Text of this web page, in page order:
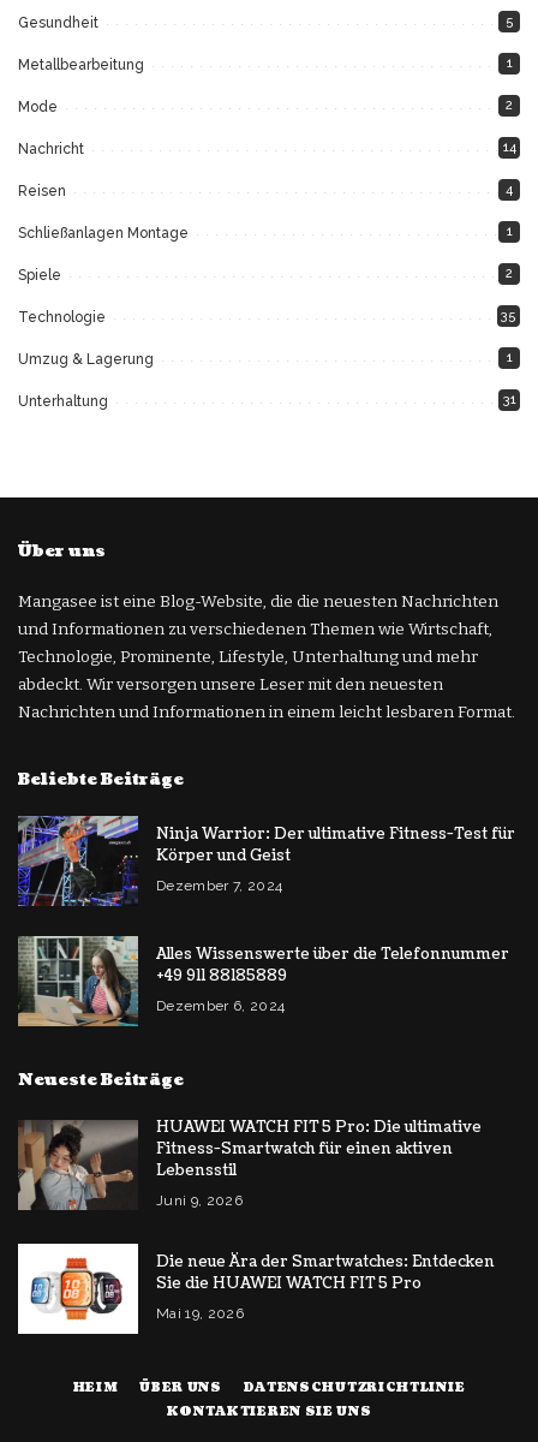
Gesundheit 5
Metallbearbeitung 1
Mode 2
Nachricht 14
Reisen 4
Schließanlagen Montage 1
Spiele 2
Technologie 35
Umzug & Lagerung 1
Unterhaltung 31
Über uns
Mangasee ist eine Blog-Website, die die neuesten Nachrichten
und Informationen zu verschiedenen Themen wie Wirtschaft,
Technologie, Prominente, Lifestyle, Unterhaltung und mehr
abdeckt. Wir versorgen unsere Leser mit den neuesten
Nachrichten und Informationen in einem leicht lesbaren Format.
Beliebte Beiträge
Ninja Warrior: Der ultimative Fitness-Test für
Körper und Geist
Dezember 7, 2024
Alles Wissenswerte über die Telefonnummer
+49 911 88185889
Dezember 6, 2024
Neueste Beiträge
HUAWEI WATCH FIT 5 Pro: Die ultimative
Fitness-Smartwatch für einen aktiven
Lebensstil
Juni 9, 2026
Die neue Ära der Smartwatches: Entdecken
Sie die HUAWEI WATCH FIT 5 Pro
Mai 19, 2026
HEIM ÜBER UNS
DATENSCHUTZRICHTLINIE
KONTAKTIEREN SIE UNS